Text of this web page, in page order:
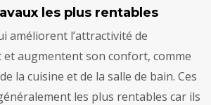
les plus rentables
améliorent l’attractivité de
et augmentent son confort, comme
la cuisine et de la salle de bain. Ces
les plus rentables car ils